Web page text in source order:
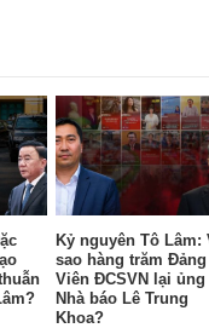
Kỷ nguyên Tô Lâm:
sao hàng trăm Đảng
Viên ĐCSVN lại ủng
Nhà báo Lê Trung
Khoa?